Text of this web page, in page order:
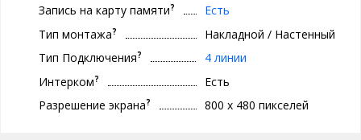
Запись на карту памяти?
Есть
Тип монтажа?
Накладной / Настенный
Тип Подключения?
4 линии
Интерком?
Есть
Разрешение экрана? 800 x 480 пикселей